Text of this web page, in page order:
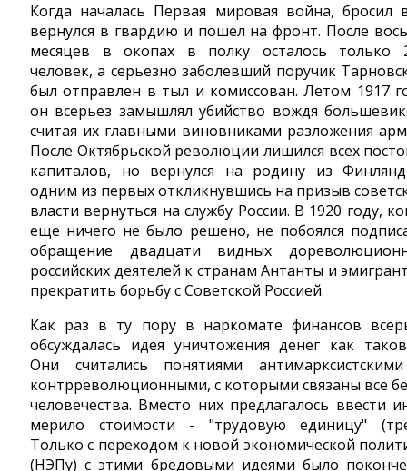
Когда началась Первая мировая война, бросил
вернулся в гвардию и пошел на фронт. После
месяцев в окопах в полку осталось только
человек, а серьезно заболевший поручик
был отправлен в тыл и комиссован. Летом 1917
он всерьез замышлял убийство вождя
считая их главными виновниками разложения
После Октябрьской революции лишился всех
капиталов, но вернулся на родину из
одним из первых откликнувшись на призыв
власти вернуться на службу России. В 1920 году,
еще ничего не было решено, не побоялся
обращение двадцати видных
российских деятелей к странам Антанты и
прекратить борьбу с Советской Россией.
Как раз в ту пору в наркомате финансов
обсуждалась идея уничтожения денег как
Они считались понятиями
контрреволюционными, с которыми связаны все
человечества. Вместо них предлагалось ввести
мерило стоимости - "трудовую единицу"
Только с переходом к новой экономической
(НЭПу) с этими бредовыми идеями было